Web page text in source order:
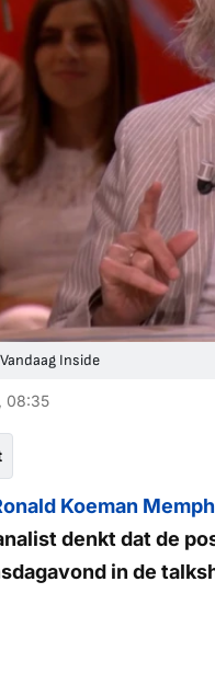
Inside
08:35
Koeman
denkt dat de
in de